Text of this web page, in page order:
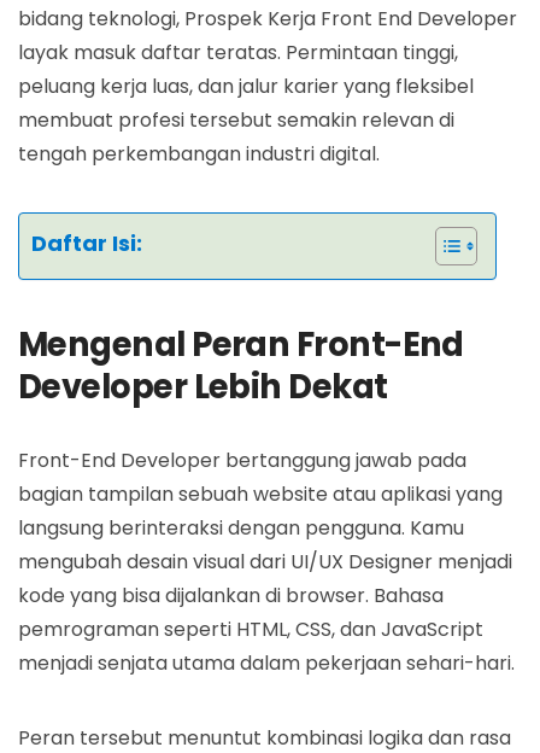
bidang teknologi, Prospek Kerja Front End Developer
layak masuk daftar teratas. Permintaan tinggi,
peluang kerja luas, dan jalur karier yang fleksibel
membuat profesi tersebut semakin relevan di
tengah perkembangan industri digital.
Daftar Isi:
Mengenal Peran Front-End
Developer Lebih Dekat
Front-End Developer bertanggung jawab pada
bagian tampilan sebuah website atau aplikasi yang
langsung berinteraksi dengan pengguna. Kamu
mengubah desain visual dari UI/UX Designer menjadi
kode yang bisa dijalankan di browser. Bahasa
pemrograman seperti HTML, CSS, dan JavaScript
menjadi senjata utama dalam pekerjaan sehari-hari.
Peran tersebut menuntut kombinasi logika dan rasa